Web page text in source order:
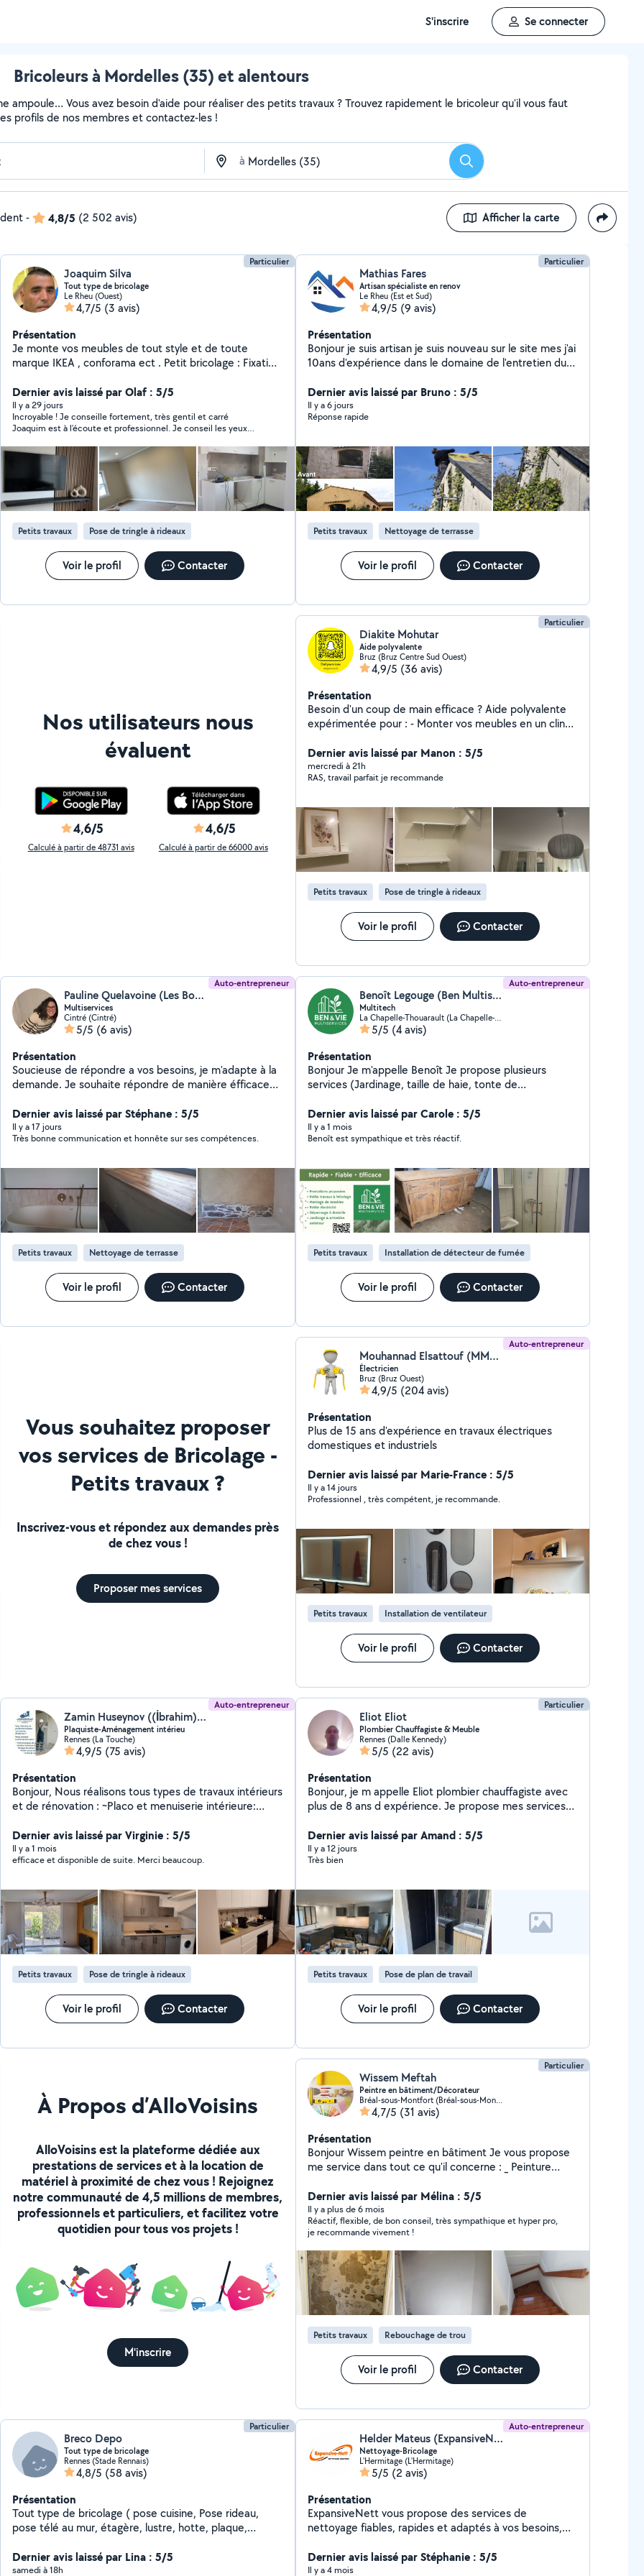
S'inscrire Se connecter
Bricoleurs à Mordelles (35) et alentours
ampoule… Vous avez besoin d'aide pour réaliser des petits travaux ? Trouvez rapidement le bricoleur qu'il vous faut
profils de nos membres et contactez-les !
à Rechercher
- 4,8/5 (2 502 avis) Afficher la carte
Particulier
Joaquim Silva
Tout type de bricolage
Le Rheu (Ouest)
4,7/5 (3 avis)
Présentation
Je monte vos meubles de tout style et de toute
marque IKEA , conforama ect . Petit bricolage : Fixation
électromager, cuisinière, gaziniere , machine à laver .
Peinture tout type de pièce . Je m'occupe aussi de
diverses réparation, travaux de jardinage .
Dernier avis laissé par Olaf : 5/5
Il y a 29 jours
Incroyable ! Je conseille fortement, très gentil et carré
Joaquim est à l’écoute et professionnel. Je conseil les yeux
Petits travaux Pose de tringle à rideaux
Voir le profil Contacter
Particulier
Mathias Fares
Artisan spécialiste en renov
Le Rheu (Est et Sud)
4,9/5 (9 avis)
Présentation
Bonjour je suis artisan je suis nouveau sur le site mes j'ai
10ans d'expérience dans le domaine de l'entretien du
toiture nettoyage et rénovation de façade et pignon
Nettoyage des gouttières Aussi dans la réparation de
tuile mur Aussi de la rénovation d'intérieur peinture
l'écoute du clien pour des conseil au plaisir de vous
répondre
Dernier avis laissé par Bruno : 5/5
Il y a 6 jours
Réponse rapide
Petits travaux Nettoyage de terrasse
Voir le profil Contacter
Nos utilisateurs nous
évaluent
4,6/5
Calculé à partir de 48731 avis
4,6/5
Calculé à partir de 66000 avis
Particulier
Diakite Mohutar
Aide polyvalente
Bruz (Bruz Centre Sud Ouest)
4,9/5 (36 avis)
Présentation
Besoin d'un coup de main efficace ? Aide polyvalente
expérimentée pour : - Monter vos meubles en un clin
mesure, - Rénover vos murs (peinture intérieure), -
Régler vos petits soucis de bricolage, - Entretenir votre
jardin (tonte, taille légère). Travail soigné, sans dégâts
25km. Devis gratuit et réactivité !
Dernier avis laissé par Manon : 5/5
mercredi à 21h
RAS, travail parfait je recommande
Petits travaux Pose de tringle à rideaux
Voir le profil Contacter
Auto-entrepreneur
Pauline Quelavoine (Les Bons Services)
Multiservices
Cintré (Cintré)
5/5 (6 avis)
Présentation
Soucieuse de répondre a vos besoins, je m'adapte à la
demande. Je souhaite répondre de manière éfficace
peux proposer de nombreux services de bricolages,
d'entretien interieur et exterieur, petit jardinage-
debroussaillage à definir.
Dernier avis laissé par Stéphane : 5/5
Il y a 17 jours
Très bonne communication et honnête sur ses compétences.
Petits travaux Nettoyage de terrasse
Voir le profil Contacter
Auto-entrepreneur
Benoît Legouge (Ben Multiservices)
Multitech
La Chapelle-Thouarault (La Chapelle-Thouarault)
5/5 (4 avis)
Présentation
Bonjour Je m'appelle Benoît Je propose plusieurs
services (Jardinage, taille de haie, tonte de
Dernier avis laissé par Carole : 5/5
Il y a 1 mois
Benoît est sympathique et très réactif.
Petits travaux Installation de détecteur de fumée
Voir le profil Contacter
Vous souhaitez proposer
vos services de Bricolage -
Petits travaux ?
Inscrivez-vous et répondez aux demandes près
de chez vous !
Proposer mes services
Auto-entrepreneur
Mouhannad Elsattouf (MMS Électricité)
Électricien
Bruz (Bruz Ouest)
4,9/5 (204 avis)
Présentation
Plus de 15 ans d'expérience en travaux électriques
domestiques et industriels
Dernier avis laissé par Marie-France : 5/5
Il y a 14 jours
Professionnel , très compétent, je recommande.
Petits travaux Installation de ventilateur
Voir le profil Contacter
Auto-entrepreneur
Zamin Huseynov ((İbrahim) (Caspian-Plac))
Plaquiste-Aménagement intérieu
Rennes (La Touche)
4,9/5 (75 avis)
Présentation
Bonjour, Nous réalisons tous types de travaux intérieurs
et de rénovation : ~Placo et menuiserie intérieure:
isolation thermique et acoustique. ~Revêtements de
sol et finitions : pose de parquet, stratifié, linoleum,
carrelage, peinture et finitions diverses. ~Montage et
bureaux, étagères, canapés montage. Démontage et
remontage lors d'un déménagement. ~Petits travaux et
bricolage : İnstallation de tringles à rideaux, lustres,
luminaires, étagères murales, fixation de téléviseurs.
~Travaux de rénovation. Rénovation complète de A à Z.
~Aide au déménagement : Chargement, déchargement
et déplacement d'objets lourds. Sérieux, ponctuels et
efficaces, nous travaillons avec soin et
professionnalisme. La satisfaction de nos clients est
notre priorité. Cordialement.
Dernier avis laissé par Virginie : 5/5
Il y a 1 mois
efficace et disponible de suite. Merci beaucoup.
Petits travaux Pose de tringle à rideaux
Voir le profil Contacter
Particulier
Eliot Eliot
Plombier Chauffagiste & Meuble
Rennes (Dalle Kennedy)
5/5 (22 avis)
Présentation
Bonjour, je m appelle Eliot plombier chauffagiste avec
plus de 8 ans d expérience. Je propose mes services
travaux de plomberie, chauffage et montage de
meubles. J'interviens pour réparer les fuites installer ou
remplacer robinetterie, lavabos, WC, chauffe eau,
et chauffage. Habitué à installer des meubles de salle
de bain et meubles d agencement, je peux également
vous aider pour le montage de meubles ( IKEA et
autres). Sérieux, soigneux et ponctuel, je travaille
toujours avec le souci du travail propre et durable. Mon
objectif: vous apporter une solution rapide et efficace
pour vos travaux. Besoin d un plombier chauffagiste
fiable? Contactez moi, je serai ravi de vous aider.
Dernier avis laissé par Amand : 5/5
Il y a 12 jours
Très bien
Petits travaux Pose de plan de travail
Voir le profil Contacter
À Propos d’AlloVoisins
AlloVoisins est la plateforme dédiée aux
prestations de services et à la location de
matériel à proximité de chez vous ! Rejoignez
notre communauté de 4,5 millions de membres,
professionnels et particuliers, et facilitez votre
quotidien pour tous vos projets !
M'inscrire
Particulier
Wissem Meftah
Peintre en bâtiment/Décorateur
Bréal-sous-Montfort (Bréal-sous-Montfort)
4,7/5 (31 avis)
Présentation
Bonjour Wissem peintre en bâtiment Je vous propose
me service dans tout ce qu'il concerne : _ Peinture
Decoration ( panneau couleur, savane...) _ Collage de
bande placo . _ Rebouchage et ratissage avec
différents types d'enduits . _ Pose papiers peint .
_Traitement dégâts des eaux. _ etc.. Sérieux et motivé,
n'hésitez pas à me contacter.
Dernier avis laissé par Mélina : 5/5
Il y a plus de 6 mois
Réactif, flexible, de bon conseil, très sympathique et hyper pro,
je recommande vivement !
Petits travaux Rebouchage de trou
Voir le profil Contacter
Particulier
Breco Depo
Tout type de bricolage
Rennes (Stade Rennais)
4,8/5 (58 avis)
Présentation
Tout type de bricolage ( pose cuisine, Pose rideau,
pose télé au mur, étagère, lustre, hotte, plaque,
Dernier avis laissé par Lina : 5/5
samedi à 18h
Auto-entrepreneur
Helder Mateus (ExpansiveNett)
Nettoyage-Bricolage
L'Hermitage (L'Hermitage)
5/5 (2 avis)
Présentation
ExpansiveNett vous propose des services de
nettoyage fiables, rapides et adaptés à vos besoins,
Dernier avis laissé par Stéphanie : 5/5
Il y a 4 mois